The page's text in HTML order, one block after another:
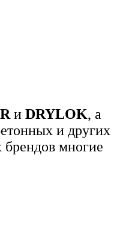
и DRYLOK, а
и других
многие